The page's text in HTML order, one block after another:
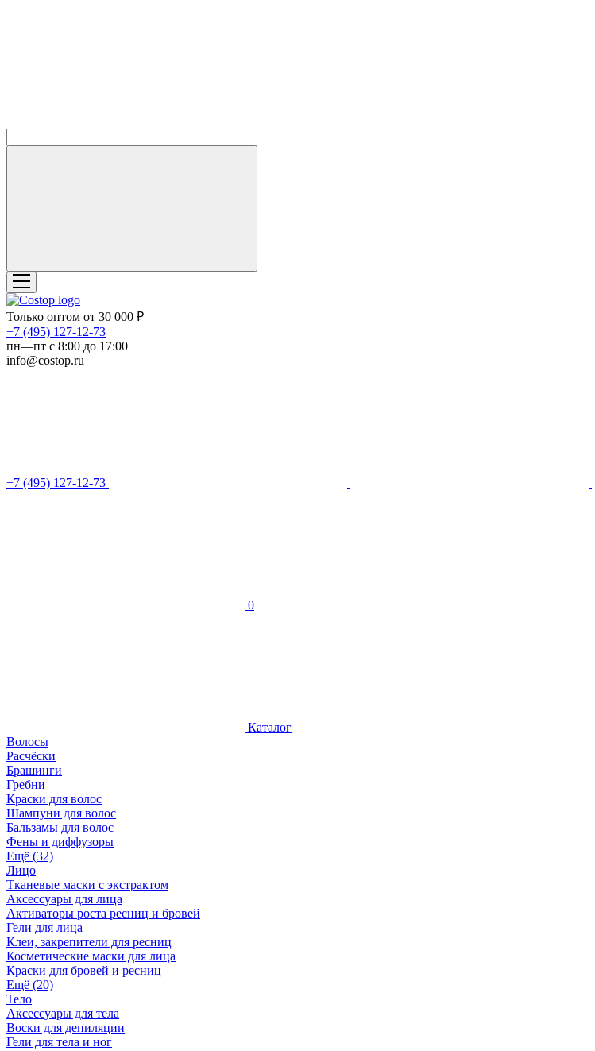
Только оптом от 30 000 ₽
‎+7 (495) 127-12-73
пн—пт с 8:00 до 17:00
info@costop.ru
‎+7 (495) 127-12-73
0
Каталог
Волосы
Расчёски
Брашинги
Гребни
Краски для волос
Шампуни для волос
Бальзамы для волос
Фены и диффузоры
Ещё (32)
Лицо
Тканевые маски с экстрактом
Аксессуары для лица
Активаторы роста ресниц и бровей
Гели для лица
Клеи, закрепители для ресниц
Косметические маски для лица
Краски для бровей и ресниц
Ещё (20)
Тело
Аксессуары для тела
Воски для депиляции
Гели для тела и ног